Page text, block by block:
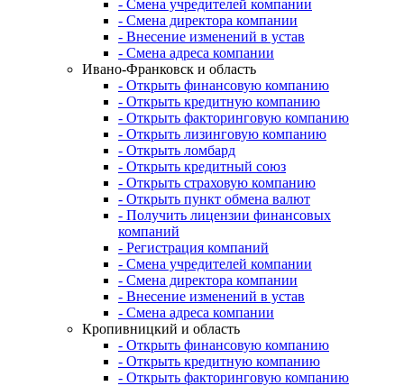
- Смена учредителей компании
- Смена директора компании
- Внесение изменений в устав
- Смена адреса компании
Ивано-Франковск и область
- Открыть финансовую компанию
- Открыть кредитную компанию
- Открыть факторинговую компанию
- Открыть лизинговую компанию
- Открыть ломбард
- Открыть кредитный союз
- Открыть страховую компанию
- Открыть пункт обмена валют
- Получить лицензии финансовых
компаний
- Регистрация компаний
- Смена учредителей компании
- Смена директора компании
- Внесение изменений в устав
- Смена адреса компании
Кропивницкий и область
- Открыть финансовую компанию
- Открыть кредитную компанию
- Открыть факторинговую компанию